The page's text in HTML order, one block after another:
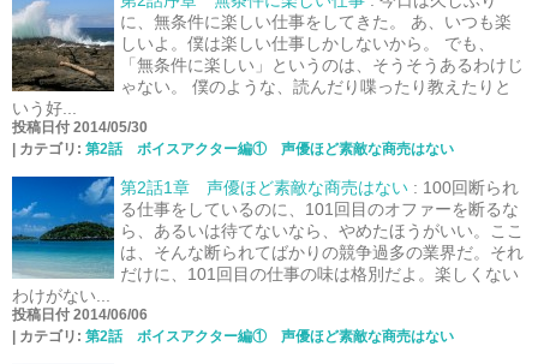
に、無条件に楽しい仕事をしてきた。 あ、いつも楽
しいよ。僕は楽しい仕事しかしないから。 でも、
「無条件に楽しい」というのは、そうそうあるわけじ
ゃない。 僕のような、読んだり喋ったり教えたりと
いう好...
投稿日付 2014/05/30
カテゴリ: 第2話 ボイスアクター編① 声優ほど素敵な商売はない
第2話1章 声優ほど素敵な商売はない : 100回断られ
る仕事をしているのに、101回目のオファーを断るな
ら、あるいは待てないなら、やめたほうがいい。ここ
は、そんな断られてばかりの競争過多の業界だ。それ
だけに、101回目の仕事の味は格別だよ。楽しくない
わけがない...
投稿日付 2014/06/06
カテゴリ: 第2話 ボイスアクター編① 声優ほど素敵な商売はない